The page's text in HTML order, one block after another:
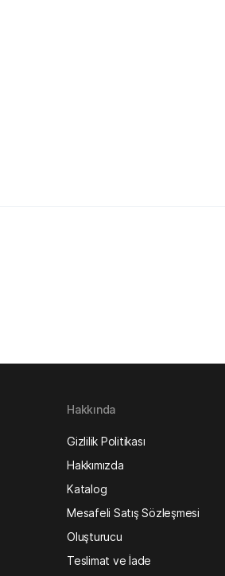
Hakkında
Gizlilik Politikası
Hakkımızda
Katalog
Mesafeli Satış Sözleşmesi
Oluşturucu
Teslimat ve İade